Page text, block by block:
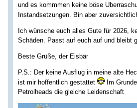
und es kommmen keine böse
Instandsetzungen. Bin aber
Ich wünsche euch alles Gute für 2026,
Schäden. Passt auf euch auf und bleibt
Beste Grüße, der Eisbär
P.S.: Der keine Ausflug in meine alte
ist mir hoffentlich gestattet
Im
Petrolheads die gleiche Leidenschaft